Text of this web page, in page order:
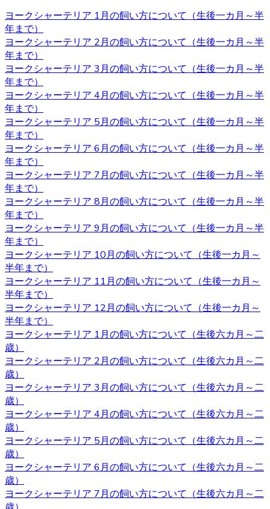
2020.11.13
べべドールはアフターケアもしっかり行っております。購
入後でもわからないこと、心配なことがございましたらお
気軽にお問い合わせください。初めてヨークシャーテリア
をお迎えするお客様も、安心してご利用いただけます。 ご
購入の際は、是非お問い合わせ下さい。
2020.11.06
ワンちゃんを購入する際、男の子と女の子で迷うことがあ
りますが、繁殖を考えていないようであればそれほどこど
わりを持つ必要もないでしょう。 それぞれの注意点とし
て、男の子は縄張り意識があるのでマーキングをすること
があり、女の子の場合は避妊手術をしないと発情期に血が
出たり、妊娠の危険性があることがあります。 いずれの場
合も性格は飼い主の育て方次第なので、もしフィーリング
が合って気に入った子がいた場合には性別はそれほど重要
ではないでしょう。
2020.10.30
ヨークシャーテリアは体が小さいため、室内で遊び回るだ
けで十分な運動になります。高齢者など毎日散歩に連れて
行ってあげられるか不安な人にもおすすめです。しかし、
ヨークシャテリアのストレス発散のためにも、週何回かは
軽めの散歩に連れていってあげるのが良いでしょう。何か
わからないことがありましたら、ヨークシャーテリア専門
のブリーダー・ベベドール にご相談ください。
2020.10.23
ブリーダーから子犬をお迎えする利点は、ペットショップ
とは異なりブリーダーが一匹一匹の健康状態や性格などを
きちんと把握しているというところです。また、育て方な
どで不安があるときには直接ブリーダーに確認することが
できます。子犬を飼うのであれば、お迎えはブリーダーか
らするのが一番です。ベベドールはヨークシャーテリア専
門ブリーダーをしております。ヨークシャーテリアをお迎
ヨークシャーテリア 1月の飼い方について（生後一カ月～半
年まで）
ヨークシャーテリア 2月の飼い方について（生後一カ月～半
年まで）
ヨークシャーテリア 3月の飼い方について（生後一カ月～半
年まで）
ヨークシャーテリア 4月の飼い方について（生後一カ月～半
年まで）
ヨークシャーテリア 5月の飼い方について（生後一カ月～半
年まで）
ヨークシャーテリア 6月の飼い方について（生後一カ月～半
年まで）
ヨークシャーテリア 7月の飼い方について（生後一カ月～半
年まで）
ヨークシャーテリア 8月の飼い方について（生後一カ月～半
年まで）
ヨークシャーテリア 9月の飼い方について（生後一カ月～半
年まで）
ヨークシャーテリア 10月の飼い方について（生後一カ月～
半年まで）
ヨークシャーテリア 11月の飼い方について（生後一カ月～
半年まで）
ヨークシャーテリア 12月の飼い方について（生後一カ月～
半年まで）
ヨークシャーテリア 1月の飼い方について（生後六カ月～二
歳）
ヨークシャーテリア 2月の飼い方について（生後六カ月～二
歳）
ヨークシャーテリア 3月の飼い方について（生後六カ月～二
歳）
ヨークシャーテリア 4月の飼い方について（生後六カ月～二
歳）
ヨークシャーテリア 5月の飼い方について（生後六カ月～二
歳）
ヨークシャーテリア 6月の飼い方について（生後六カ月～二
歳）
ヨークシャーテリア 7月の飼い方について（生後六カ月～二